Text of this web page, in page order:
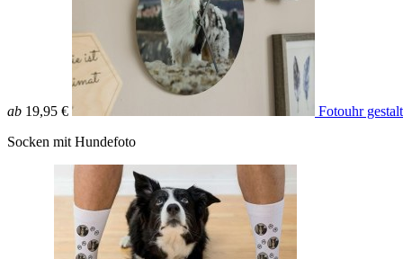
ab 19,95 €
Fotouhr
Socken mit Hundefoto